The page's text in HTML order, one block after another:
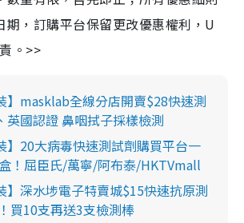
期，訂購平台保留更改優惠權利，U
。>>
】masklab全線分店開賣$28快速測
英國認證 鼻咽拭子採樣檢測
】20大病毒快速測試劑購買平台一
！屈臣氏/萬寧/阿布泰/HKTVmall
】深水埗電子特賣城$15快速抗原測
買10支再送3支檢測棒